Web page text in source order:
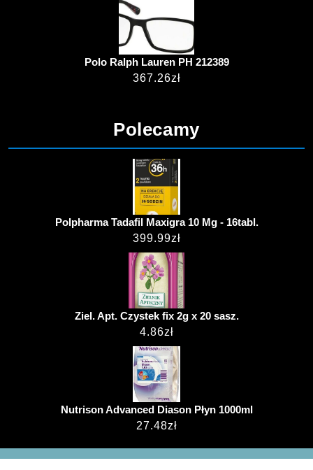
Polo Ralph Lauren PH 212389
367.26zł
Polecamy
Polpharma Tadafil Maxigra 10 Mg - 16tabl.
399.99zł
Ziel. Apt. Czystek fix 2g x 20 sasz.
4.86zł
Nutrison Advanced Diason Płyn 1000ml
27.48zł